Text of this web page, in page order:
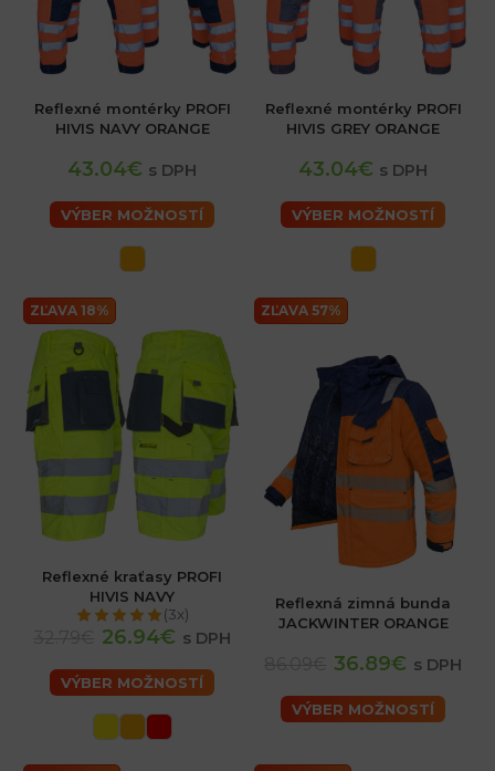
Reflexné montérky PROFI
HIVIS NAVY ORANGE
43.04€ s DPH
VÝBER MOŽNOSTÍ
Reflexné montérky PROFI
HIVIS GREY ORANGE
43.04€ s DPH
VÝBER MOŽNOSTÍ
ZĽAVA 18%
Reflexné kraťasy PROFI
HIVIS NAVY
(3x)
26.94€ s DPH
VÝBER MOŽNOSTÍ
ZĽAVA 57%
Reflexná zimná bunda
JACKWINTER ORANGE
36.89€ s DPH
VÝBER MOŽNOSTÍ